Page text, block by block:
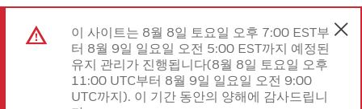
이 사이트는 8월 8일 토요일 오후 7:00 EST부
터 8월 9일 일요일 오전 5:00 EST까지 예정된
유지 관리가 진행됩니다(8월 8일 토요일 오후
11:00 UTC부터 8월 9일 일요일 오전 9:00
UTC까지). 이 기간 동안의 양해에 감사드립니